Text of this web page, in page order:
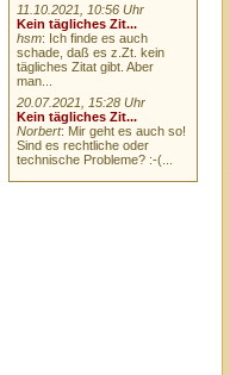
11.10.2021, 10:56 Uhr
Kein tägliches Zit...
hsm: Ich finde es auch
schade, daß es z.Zt. kein
tägliches Zitat gibt. Aber
man...
20.07.2021, 15:28 Uhr
Kein tägliches Zit...
Norbert: Mir geht es auch so!
Sind es rechtliche oder
technische Probleme? :-(...